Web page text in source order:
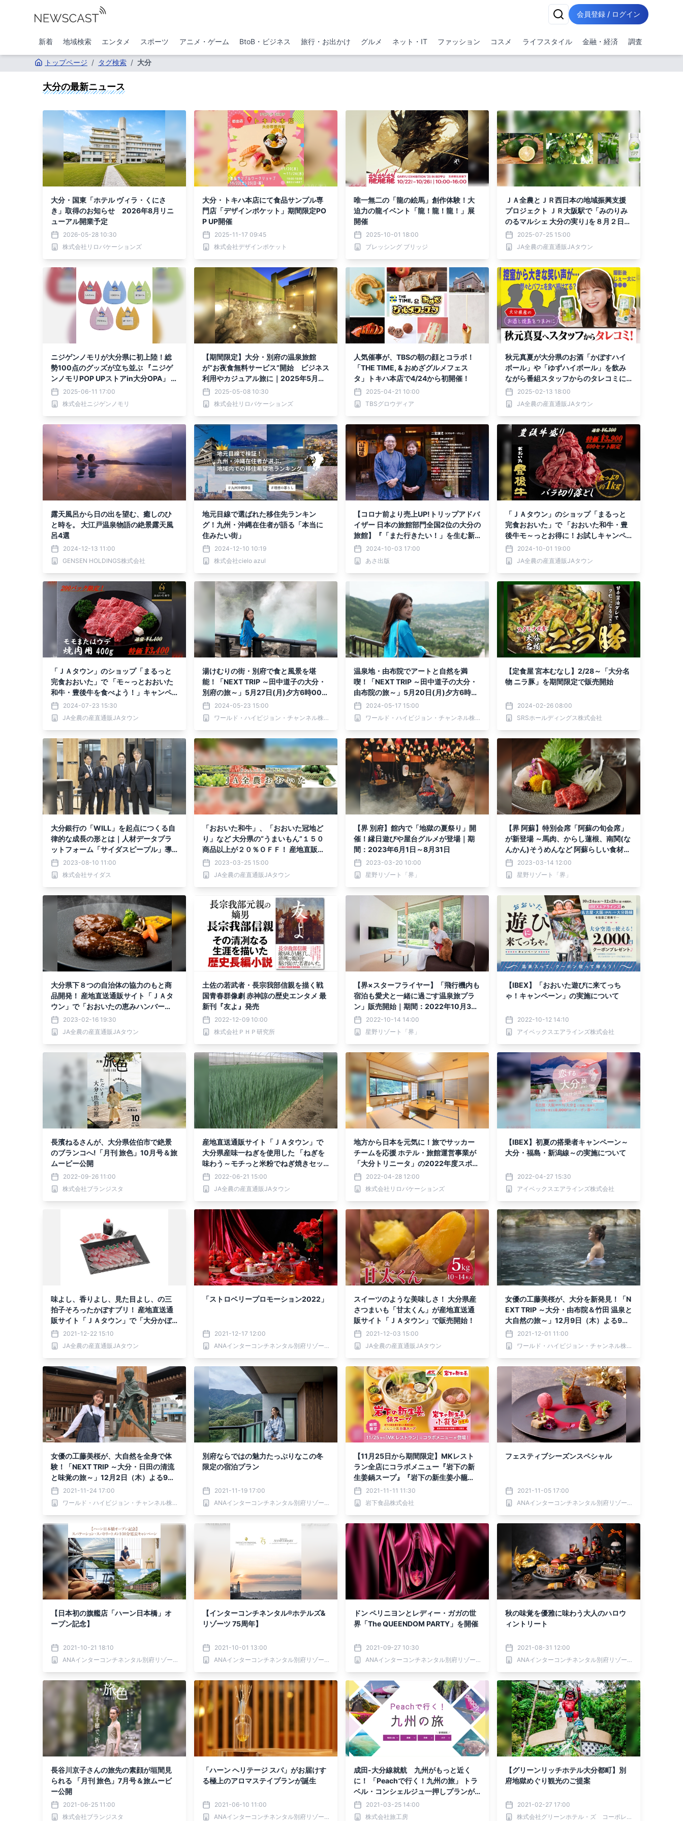
会員登録 / ログイン
新着 地域検索 エンタメ スポーツ アニメ・ゲーム BtoB・ビジネス 旅行・お出かけ グルメ ネット・IT ファッション コスメ ライフスタイル 金融・経済 調査
トップページ / タグ検索 / 大分
大分の最新ニュース
大分・国東「ホテル ヴィラ・くにさ
き」取得のお知らせ 2026年8月リニ
ューアル開業予定
2026-05-28 10:30
株式会社リロバケーションズ
大分・トキハ本店にて食品サンプル専
門店「デザインポケット」期間限定PO
P UP開催
2025-11-17 09:45
株式会社デザインポケット
唯一無二の「龍の絵馬」創作体験！大
迫力の龍イベント「龍！龍！龍！」展
開催
2025-10-01 18:00
ブレッシング ブリッジ
ＪＡ全農とＪＲ西日本の地域振興支援
プロジェクト ＪＲ大阪駅で「みのりみ
のるマルシェ 大分の実り｣を８月２日に
開催2025-07-25 15:00
JA全農の産直通販JAタウン
ニジゲンノモリが大分県に初上陸！総
勢100点のグッズが立ち並ぶ 『ニジゲ
ンノモリPOP UPストアin大分OPA」 6
月14日（土）より期間限定で開催
2025-06-11 17:00
株式会社ニジゲンノモリ
【期間限定】大分・別府の温泉旅館
が“お夜食無料サービス”開始 ビジネス
利用やカジュアル旅に｜2025年5月～7
月限定2025-05-08 10:30
株式会社リロバケーションズ
人気催事が、TBSの朝の顔とコラボ！
「THE TIME, & おめざグルメフェス
タ」トキハ本店で4/24から初開催！
2025-04-21 10:00
TBSグロウディア
秋元真夏が大分県のお酒「かぼすハイ
ボール」や「ゆずハイボール」を飲み
ながら番組スタッフからのタレコミに
ついて話し合う！
2025-02-13 18:00
JA全農の産直通販JAタウン
露天風呂から日の出を望む、癒しのひ
と時を。 大江戸温泉物語の絶景露天風
呂4選
2024-12-13 11:00
GENSEN HOLDINGS株式会社
地元目線で選ばれた移住先ランキン
グ！九州・沖縄在住者が語る「本当に
住みたい街」
2024-12-10 10:19
株式会社cielo azul
【コロナ前より売上UP!トリップアドバ
イザー 日本の旅館部門全国2位の大分の
旅館】『「また行きたい！」を生む新
インバウンド戦略 山奥の小さな旅館
に外国人客が何度も来たくなる理由』
(著・二宮謙児)2024年10月8日刊行
2024-10-03 17:00
あさ出版
「ＪＡタウン」のショップ「まるっと
完食おおいた」で 「おおいた和牛・豊
後牛モ～っとお得に！お試しキャンペ
ーン」を開催 ～対象商品を特別価格＆
お客様送料負担なしで販売～
2024-10-01 19:00
JA全農の産直通販JAタウン
「ＪＡタウン」のショップ「まるっと
完食おおいた」で 「モ～っとおおいた
和牛・豊後牛を食べよう！」キャンペ
ーンを開催！ ～対象商品を特別価格＆
お客様送料負担なしで販売～
2024-07-23 15:30
JA全農の産直通販JAタウン
湯けむりの街・別府で食と風景を堪
能！「NEXT TRIP ～田中道子の大分・
別府の旅～」5月27日(月)夕方6時00分
からBS12で放送！
2024-05-23 15:00
ワールド・ハイビジョン・チャンネル株式会社
温泉地・由布院でアートと自然を満
喫！「NEXT TRIP ～田中道子の大分・
由布院の旅～」5月20日(月)夕方6時0
0分からBS12で放送！
2024-05-17 15:00
ワールド・ハイビジョン・チャンネル株式会社
【定食屋 宮本むなし】2/28～「大分名
物 ニラ豚」を期間限定で販売開始
2024-02-26 08:00
SRSホールディングス株式会社
大分銀行の「WILL」を起点につくる自
律的な成長の形とは｜人材データプラ
ットフォーム「サイダスピープル」導
入事例を公開
2023-08-10 11:00
株式会社サイダス
「おおいた和牛」、「おおいた冠地ど
り」など 大分県の“うまいもん”１５０
商品以上が２０％ＯＦＦ！ 産地直販サ
イト「ＪＡタウン」のショップ「ＪＡ
全農おおいた」で年度末大決算セール
開催中！
2023-03-25 15:00
JA全農の産直通販JAタウン
【界 別府】館内で「地獄の夏祭り」開
催！縁日遊びや屋台グルメが登場｜期
間：2023年6月1日～8月31日
2023-03-20 10:00
星野リゾート「界」
【界 阿蘇】特別会席「阿蘇の旬会席」
が新登場 ～馬肉、からし蓮根、南関(な
んかん)そうめんなど 阿蘇らしい食材や
調理法で楽しむ会席～｜提供開始日：2
023年4月1日
2023-03-14 12:00
星野リゾート「界」
大分県下８つの自治体の協力のもと商
品開発！ 産地直送通販サイト「ＪＡタ
ウン」で「おおいたの恵みハンバー
グ」を 販売中！
2023-02-16 19:30
JA全農の産直通販JAタウン
土佐の若武者・長宗我部信親を描く戦
国青春群像劇 赤神諒の歴史エンタメ 最
新刊『友よ』発売
2022-12-09 10:00
株式会社ＰＨＰ研究所
【界×スターフライヤー】「飛行機内も
宿泊も愛犬と一緒に過ごす温泉旅プラ
ン」販売開始｜期間：2022年10月30
日～2023年3月24日
2022-10-14 14:00
星野リゾート「界」
【IBEX】「おおいた遊びに来てっち
ゃ！キャンペーン」の実施について
2022-10-12 14:10
アイベックスエアラインズ株式会社
長濱ねるさんが、大分県佐伯市で絶景
のブランコへ!「月刊 旅色」10月号＆旅
ムービー公開
2022-09-26 11:00
株式会社ブランジスタ
産地直送通販サイト「ＪＡタウン」で
大分県産味一ねぎを使用した 「ねぎを
味わう～モチっと米粉でねぎ焼きセッ
ト」の販売開始！
2022-06-21 15:00
JA全農の産直通販JAタウン
地方から日本を元気に！旅でサッカー
チームを応援 ホテル・旅館運営事業が
「大分トリニータ」の2022年度スポン
サーに2022-04-28 12:00
株式会社リロバケーションズ
【IBEX】初夏の搭乗者キャンペーン～
大分・福島・新潟線～の実施について
2022-04-27 15:30
アイベックスエアラインズ株式会社
味よし、香りよし、見た目よし、の三
拍子そろったかぼすブリ！ 産地直送通
販サイト「ＪＡタウン」で「大分かぼ
すブリしゃぶセット」が販売開始！
2021-12-22 15:10
JA全農の産直通販JAタウン
「ストロベリープロモーション2022」
2021-12-17 12:00
ANAインターコンチネンタル別府リゾート＆スパ
スイーツのような美味しさ！ 大分県産
さつまいも「甘太くん」が産地直送通
販サイト「ＪＡタウン」で販売開始！
2021-12-03 15:00
JA全農の産直通販JAタウン
女優の工藤美桜が、大分を新発見！「N
EXT TRIP ～大分・由布院＆竹田 温泉と
大自然の旅～」12月9日（木）よる9時
からBS12で放送！
2021-12-01 11:00
ワールド・ハイビジョン・チャンネル株式会社
女優の工藤美桜が、大自然を全身で体
験！「NEXT TRIP ～大分・日田の清流
と味覚の旅～」12月2日（木）よる9時
からBS12で放送！
2021-11-24 17:00
ワールド・ハイビジョン・チャンネル株式会社
別府ならではの魅力たっぷりなこの冬
限定の宿泊プラン
2021-11-19 17:00
ANAインターコンチネンタル別府リゾート＆スパ
【11月25日から期間限定】MKレスト
ラン全店にコラボメニュー『岩下の新
生姜鍋スープ』『岩下の新生姜小籠
包』が登場。
2021-11-11 11:30
岩下食品株式会社
フェスティブシーズンスペシャル
2021-11-05 17:00
ANAインターコンチネンタル別府リゾート＆スパ
【日本初の旗艦店「ハーン日本橋」オ
ープン記念】
2021-10-21 18:10
ANAインターコンチネンタル別府リゾート＆スパ
【インターコンチネンタル®ホテルズ&
リゾーツ 75周年】
2021-10-01 13:00
ANAインターコンチネンタル別府リゾート＆スパ
ドン ペリニヨンとレディー・ガガの世
界「The QUEENDOM PARTY」を開催
2021-09-27 10:30
ANAインターコンチネンタル別府リゾート＆スパ
秋の味覚を優雅に味わう大人のハロウ
ィントリート
2021-08-31 12:00
ANAインターコンチネンタル別府リゾート＆スパ
長谷川京子さんの旅先の素顔が垣間見
られる 「月刊 旅色」7月号＆旅ムービ
ー公開
2021-06-25 11:00
株式会社ブランジスタ
「ハーン ヘリテージ スパ」がお届けす
る極上のアロマステイプランが誕生
2021-06-10 11:00
ANAインターコンチネンタル別府リゾート＆スパ
成田-大分線就航 九州がもっと近く
に！ 「Peachで行く！九州の旅」 トラ
ベル・コンシェルジュ一押しプランが
集結！3月25日(木)に特集ページを開設
2021-03-25 14:00
株式会社旅工房
【グリーンリッチホテル大分都町】別
府地獄めぐり観光のご提案
2021-02-27 17:00
株式会社グリーンホテル・ズ コーポレーション